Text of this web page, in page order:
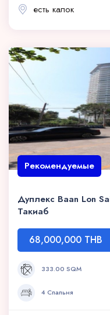
есть калок
Рекомендуемые
Дуплекс Baan Lon
Такиаб
68,000,000 THB
333.00 SQM
4 Спальня